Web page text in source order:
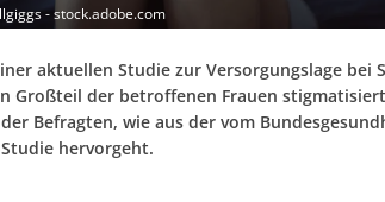
- stock.adobe.com
aktuellen Studie zur Versorgungslage bei
Großteil der betroffenen Frauen
der Befragten, wie aus der vom
Studie hervorgeht.